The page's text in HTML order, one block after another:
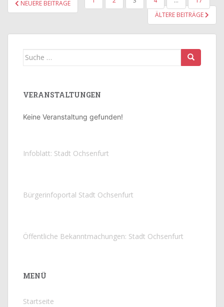
DER
NEUERE BEITRÄGE
ÄLTERE BEITRÄGE
Suche
VERANSTALTUNGEN
Keine Veranstaltung gefunden!
Infoblatt: Stadt Ochsenfurt
Bürgerinfoportal Stadt Ochsenfurt
Öffentliche Bekanntmachungen: Stadt Ochsenfurt
MENÜ
Startseite